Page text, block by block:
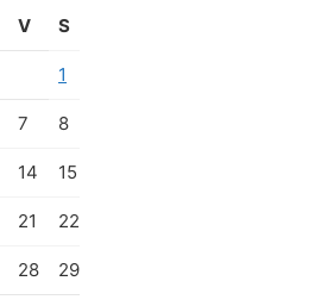
V S
1
7 8
14 15
21 22
28 29